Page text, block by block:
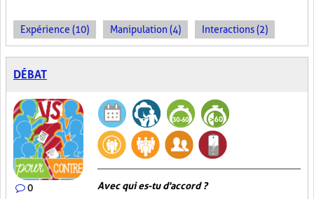
Expérience (10) Manipulation (4) Interactions (2)
DÉBAT
0 Avec qui es-tu d'accord ?